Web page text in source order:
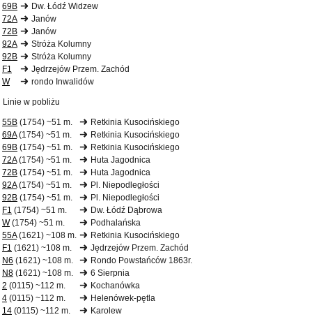
69B
Dw. Łódź Widzew
72A
Janów
72B
Janów
92A
Stróża Kolumny
92B
Stróża Kolumny
F1
Jędrzejów Przem. Zachód
W
rondo Inwalidów
Linie w pobliżu
55B (1754) ~51 m.
Retkinia Kusocińskiego
69A(1754) ~51 m.
Retkinia Kusocińskiego
69B (1754) ~51 m.
Retkinia Kusocińskiego
72A(1754) ~51 m.
Huta Jagodnica
72B (1754) ~51 m.
Huta Jagodnica
92A(1754) ~51 m.
Pl. Niepodległości
92B (1754) ~51 m.
Pl. Niepodległości
F1 (1754) ~51 m.
Dw. Łódź Dąbrowa
W(1754) ~51 m.
Podhalańska
55A(1621) ~108 m.
Retkinia Kusocińskiego
F1 (1621) ~108 m.
Jędrzejów Przem. Zachód
N6 (1621) ~108 m.
Rondo Powstańców 1863r.
N8 (1621) ~108 m.
6 Sierpnia
2 (0115) ~112 m.
Kochanówka
4 (0115) ~112 m.
Helenówek-pętla
14 (0115) ~112 m. Karolew